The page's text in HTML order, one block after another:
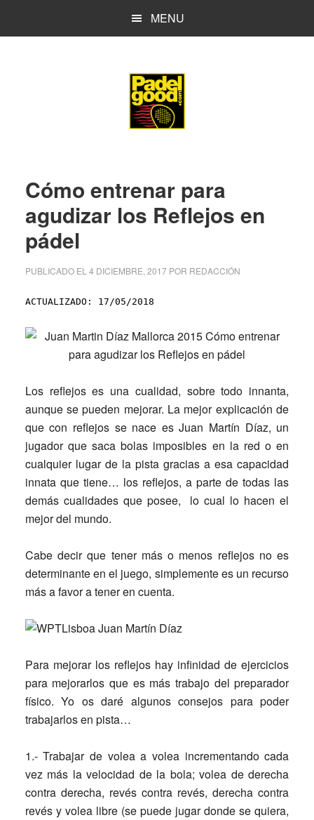
MENU
Cómo entrenar para
agudizar los Reflejos en
pádel
PUBLICADO EL 4 DICIEMBRE, 2017POR REDACCIÓN
ACTUALIZADO: 17/05/2018
Los reflejos es una cualidad, sobre todo innanta,
aunque se pueden mejorar. La mejor explicación de
que con reflejos se nace es Juan Martín Díaz, un
jugador que saca bolas imposibles en la red o en
cualquier lugar de la pista gracias a esa capacidad
innata que tiene… los reflejos, a parte de todas las
demás cualidades que posee, lo cual lo hacen el
mejor del mundo.
Cabe decir que tener más o menos reflejos no es
determinante en el juego, simplemente es un recurso
más a favor a tener en cuenta.
Para mejorar los reflejos hay infinidad de ejercicios
para mejorarlos que es más trabajo del preparador
físico. Yo os daré algunos consejos para poder
trabajarlos en pista…
1.- Trabajar de volea a volea incrementando cada
vez más la velocidad de la bola; volea de derecha
contra derecha, revés contra revés, derecha contra
revés y volea libre (se puede jugar donde se quiera,